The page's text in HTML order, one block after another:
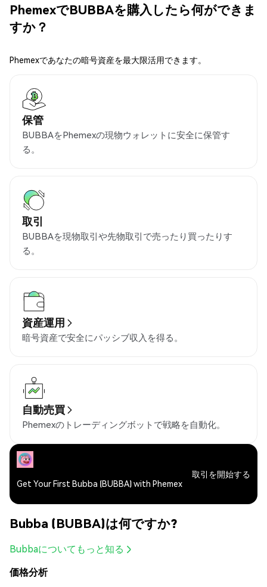
PhemexでBUBBAを購入したら何ができま
すか？
Phemexであなたの暗号資産を最大限活用できます。
保管
BUBBAをPhemexの現物ウォレットに安全に保管す
る。
取引
BUBBAを現物取引や先物取引で売ったり買ったりす
る。
資産運用
暗号資産で安全にパッシブ収入を得る。
自動売買
Phemexのトレーディングボットで戦略を自動化。
Get Your First Bubba (BUBBA) with Phemex
取引を開始する
Bubba (BUBBA)は何ですか?
Bubbaについてもっと知る
価格分析